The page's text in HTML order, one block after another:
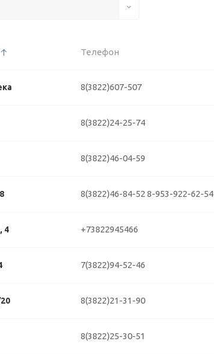
Телефон
8(3822)607-507
8(3822)24-25-74
8(3822)46-04-59
8(3822)46-84-52 8-953-922-62-54
4 +73822945466
7(3822)94-52-46
8(3822)21-31-90
8(3822)25-30-51